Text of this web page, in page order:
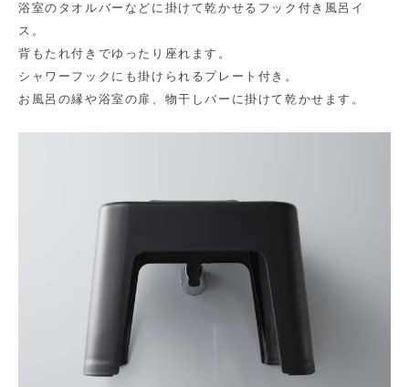
浴室のタオルバーなどに掛けて乾かせるフック付き風呂イ
ス。
背もたれ付きでゆったり座れます。
シャワーフックにも掛けられるプレート付き。
お風呂の縁や浴室の扉、物干しバーに掛けて乾かせます。